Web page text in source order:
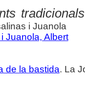
i Juanola
Juanola, Albert
de la bastida. La